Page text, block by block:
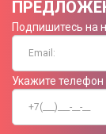
Подпишитесь на
Укажите телефон